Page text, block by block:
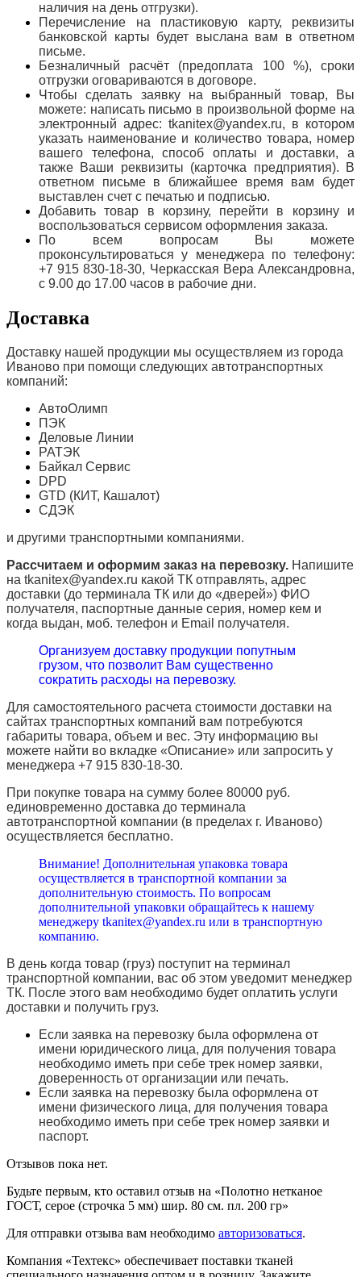
наличия на день отгрузки).
Перечисление на пластиковую карту, реквизиты
банковской карты будет выслана вам в ответном
письме.
Безналичный расчёт (предоплата 100 %), сроки
отгрузки оговариваются в договоре.
Чтобы сделать заявку на выбранный товар, Вы
можете: написать письмо в произвольной форме на
электронный адрес: tkanitex@yandex.ru, в котором
указать наименование и количество товара, номер
вашего телефона, способ оплаты и доставки, а
также Ваши реквизиты (карточка предприятия). В
ответном письме в ближайшее время вам будет
выставлен счет с печатью и подписью.
Добавить товар в корзину, перейти в корзину и
воспользоваться сервисом оформления заказа.
По всем вопросам Вы можете
проконсультироваться у менеджера по телефону:
+7 915 830-18-30, Черкасская Вера Александровна,
с 9.00 до 17.00 часов в рабочие дни.
Доставка
Доставку нашей продукции мы осуществляем из города
Иваново при помощи следующих автотранспортных
компаний:
АвтоОлимп
ПЭК
Деловые Линии
РАТЭК
Байкал Сервис
DPD
GTD (КИТ, Кашалот)
СДЭК
и другими транспортными компаниями.
Рассчитаем и оформим заказ на перевозку. Напишите
на tkanitex@yandex.ru какой ТК отправлять, адрес
доставки (до терминала ТК или до «дверей») ФИО
получателя, паспортные данные серия, номер кем и
когда выдан, моб. телефон и Email получателя.
Организуем доставку продукции попутным
грузом, что позволит Вам существенно
сократить расходы на перевозку.
Для самостоятельного расчета стоимости доставки на
сайтах транспортных компаний вам потребуются
габариты товара, объем и вес. Эту информацию вы
можете найти во вкладке «Описание» или запросить у
менеджера +7 915 830-18-30.
При покупке товара на сумму более 80000 руб.
единовременно доставка до терминала
автотранспортной компании (в пределах г. Иваново)
осуществляется бесплатно.
Внимание! Дополнительная упаковка товара
осуществляется в транспортной компании за
дополнительную стоимость. По вопросам
дополнительной упаковки обращайтесь к нашему
менеджеру tkanitex@yandex.ru или в транспортную
компанию.
В день когда товар (груз) поступит на терминал
транспортной компании, вас об этом уведомит менеджер
ТК. После этого вам необходимо будет оплатить услуги
доставки и получить груз.
Если заявка на перевозку была оформлена от
имени юридического лица, для получения товара
необходимо иметь при себе трек номер заявки,
доверенность от организации или печать.
Если заявка на перевозку была оформлена от
имени физического лица, для получения товара
необходимо иметь при себе трек номер заявки и
паспорт.
Отзывов пока нет.
Будьте первым, кто оставил отзыв на «Полотно нетканое
ГОСТ, серое (строчка 5 мм) шир. 80 см. пл. 200 гр»
Для отправки отзыва вам необходимо авторизоваться.
Компания «Техтекс» обеспечивает поставки тканей